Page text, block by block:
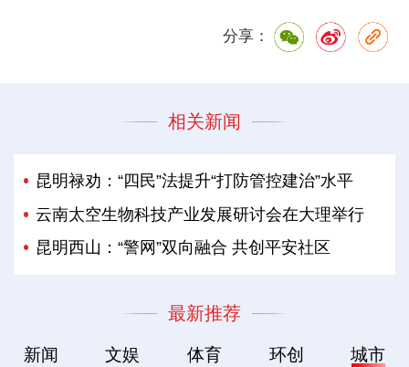
分享：
相关新闻
昆明禄劝：“四民”法提升“打防管控建治”水平
云南太空生物科技产业发展研讨会在大理举行
昆明西山：“警网”双向融合 共创平安社区
最新推荐
新闻 文娱 体育 环创 城市